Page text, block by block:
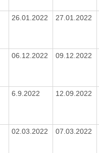
26.01.2022 27.01.2022
06.12.2022 09.12.2022
6.9.2022 12.09.2022
02.03.2022 07.03.2022